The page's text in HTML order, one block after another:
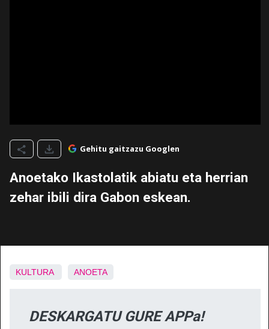
Gehitu gaitzazu Googlen
Anoetako Ikastolatik abiatu eta herrian
zehar ibili dira Gabon eskean.
KULTURA ANOETA
DESKARGATU GURE APPa!